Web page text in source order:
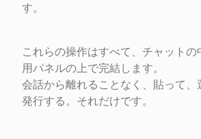
す。
これらの操作はすべて、チャット
用パネルの上で完結します。
会話から離れることなく、貼って、
発行する。それだけです。